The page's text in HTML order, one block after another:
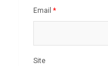
Email *
Site